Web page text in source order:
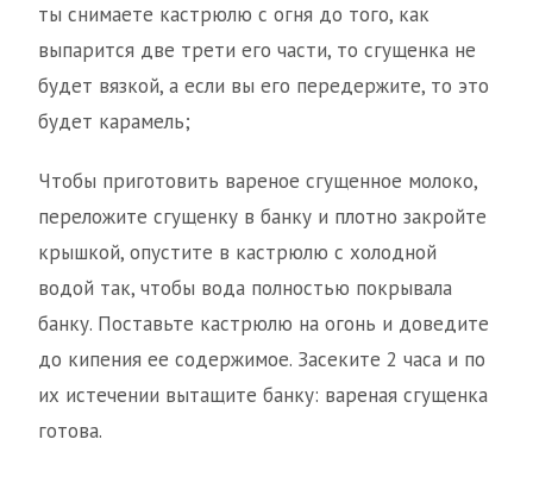
ты снимаете кастрюлю с огня до того, как
выпарится две трети его части, то сгущенка не
будет вязкой, а если вы его передержите, то это
будет карамель;
Чтобы приготовить вареное сгущенное молоко,
переложите сгущенку в банку и плотно закройте
крышкой, опустите в кастрюлю с холодной
водой так, чтобы вода полностью покрывала
банку. Поставьте кастрюлю на огонь и доведите
до кипения ее содержимое. Засеките 2 часа и по
их истечении вытащите банку: вареная сгущенка
готова.